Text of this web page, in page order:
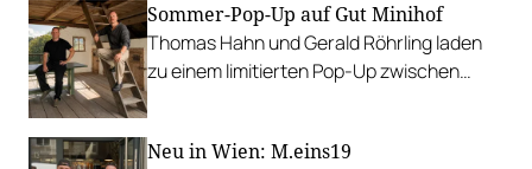
Sommer-Pop-Up auf Gut Minihof
Thomas Hahn und Gerald Röhrling laden
zu einem limitierten Pop-Up zwischen
Neu in Wien: M.eins19